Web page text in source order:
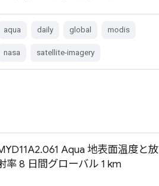
aqua daily global modis
nasa satellite-imagery
Aqua 地表面温度と放
率 8 日間グローバル 1 km